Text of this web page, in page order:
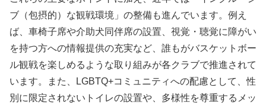
ブ（包摂的）な観戦環境」の整備も進んでいます。例え
ば、車椅子席や介助犬同伴席の設置、視覚・聴覚に障がい
を持つ方への情報提供の充実など、誰もがバスケットボー
ル観戦を楽しめるような取り組みが各クラブで推進されて
います。また、LGBTQ+コミュニティへの配慮として、性
別に限定されないトイレの設置や、多様性を尊重するメッ